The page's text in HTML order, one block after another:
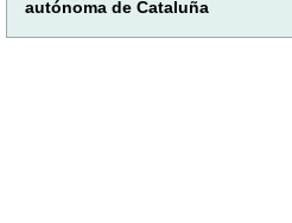
autónoma de Cataluña